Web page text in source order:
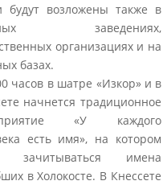
будут возложены также в
заведениях,
организациях и на
базах.
часов в шатре «Изкор» и в
начнется традиционное
«У каждого
есть имя», на котором
зачитываться имена
в Холокосте. В Кнессете